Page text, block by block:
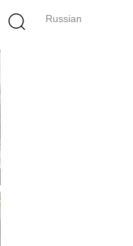
Russian